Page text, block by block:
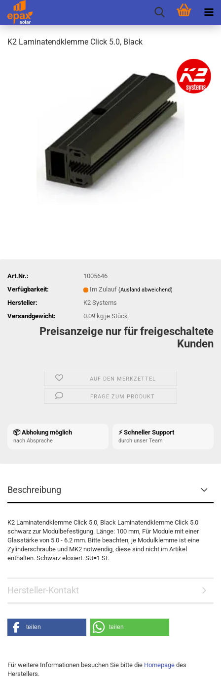
K2 La­mi­na­tend­klem­me Click 5.0, Black
Art.Nr.:
1005646
Verfügbarkeit:
Im Zulauf (Ausland abweichend)
Hersteller:
K2 Systems
Versandgewicht:
0.09 kg je Stück
Preisanzeige nur für freigeschaltete
Kunden
AUF DEN MERKZETTEL
FRAGE ZUM PRODUKT
📦 Abholung möglich
nach Absprache
⚡ Schneller Support
durch unser Team
Beschreibung
K2 Laminatendklemme Click 5.0, Black Laminatendklemme Click 5.0
schwarz zur Modulbefestigung. Länge: 100 mm, Für Module mit einer
Glasstärke von 5.0 - 6.2 mm. Bitte beachten, je Modulklemme ist eine
Zylinderschraube und MK2 notwendig, diese sind nicht im Artikel
enthalten. Schwarz eloxiert. SU=1 St.
Hersteller-Kontakt
teilen teilen
Für weitere Informationen besuchen Sie bitte die Homepage des
Herstellers.